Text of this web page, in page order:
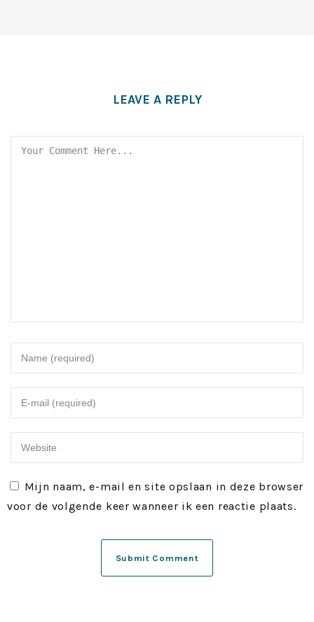
LEAVE A REPLY
Mijn naam, e-mail en site opslaan in deze browser
voor de volgende keer wanneer ik een reactie plaats.